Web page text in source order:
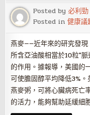
怎
麼
吃
谷
雜
糧
最
營
養
Posted by必利勁
Posted in健康議
燕麥——近年來的研究發
所含亞油酸相當於10粒"
的作用。據報導，美國的
可使膽固醇平均降低3%
燕麥粥，可將心臟病死亡
的活力，能夠幫助延緩細